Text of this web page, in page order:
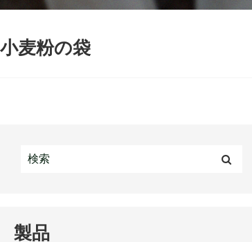
小麦粉の袋
製品